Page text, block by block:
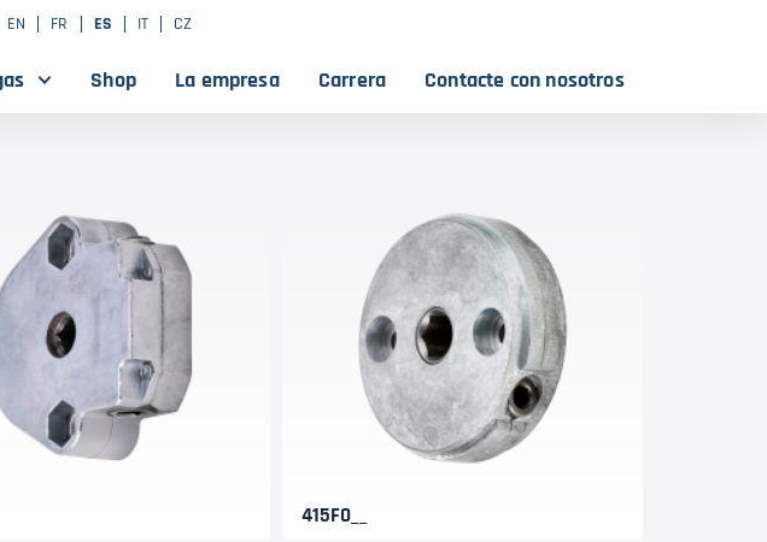
EN FR ES IT CZ
Shop La empresa Carrera Contacte con nosotros
415F0__